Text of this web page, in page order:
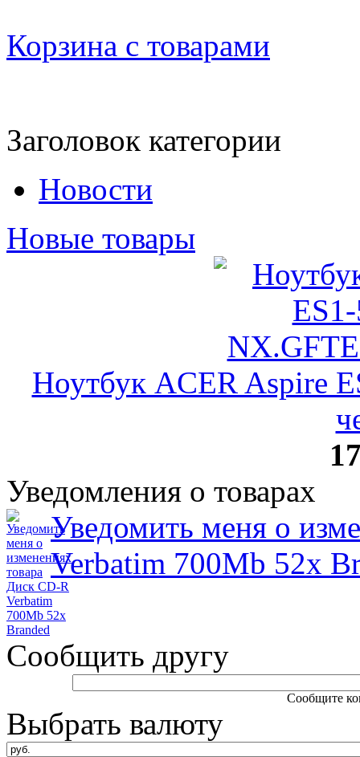
Корзина с товарами
Заголовок категории
Новости
Новые товары
Ноутбук ACER Aspire
Уведомления о товарах
Уведомить меня о
Verbatim 700Mb 52x
Сообщить другу
Сообщите
Выбрать валюту